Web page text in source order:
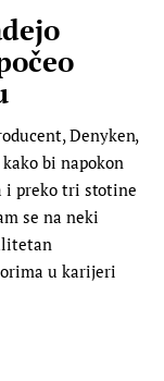
Denyken,
bi napokon
i preko tri stotine
se na neki
u karijeri